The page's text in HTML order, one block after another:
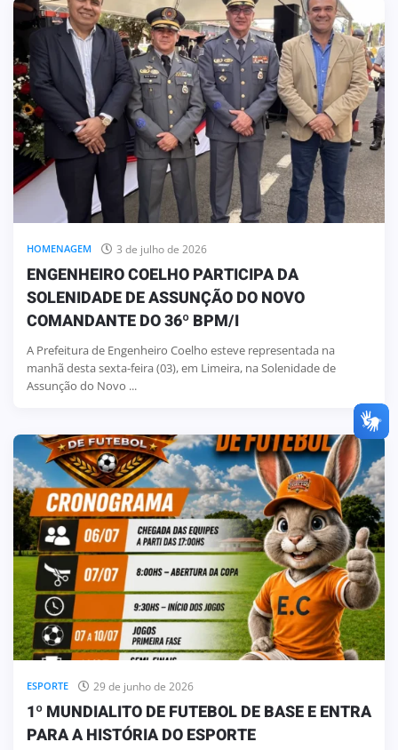
HOMENAGEM 3 de julho de 2026
ENGENHEIRO COELHO PARTICIPA DA
SOLENIDADE DE ASSUNÇÃO DO NOVO
COMANDANTE DO 36º BPM/I
A Prefeitura de Engenheiro Coelho esteve representada na
manhã desta sexta-feira (03), em Limeira, na Solenidade de
Assunção do Novo ...
ESPORTE 29 de junho de 2026
1º MUNDIALITO DE FUTEBOL DE BASE E ENTRA
PARA A HISTÓRIA DO ESPORTE